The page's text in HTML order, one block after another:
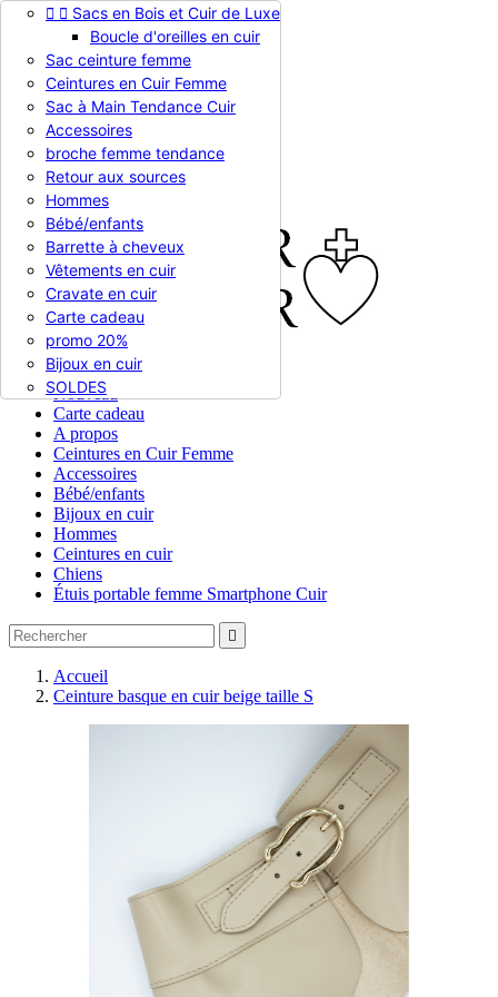
Appelez-nous :0786510612
EUR € 
EUR €
RUB RUB
Connexion
shopping_cart Panier (0)
  En stock
  Sacs en Bois et Cuir de Luxe
Boucle d'oreilles en cuir
Sac ceinture femme
Ceintures en Cuir Femme
Sac à Main Tendance Cuir
Accessoires
broche femme tendance
Retour aux sources
Hommes
Bébé/enfants
Barrette à cheveux
Vêtements en cuir
Cravate en cuir
Carte cadeau
promo 20%
Bijoux en cuir
SOLDES
Nouveau
Carte cadeau
A propos
Ceintures en Cuir Femme
Accessoires
Bébé/enfants
Bijoux en cuir
Hommes
Ceintures en cuir
Chiens
Étuis portable femme Smartphone Cuir

Accueil
Ceinture basque en cuir beige taille S